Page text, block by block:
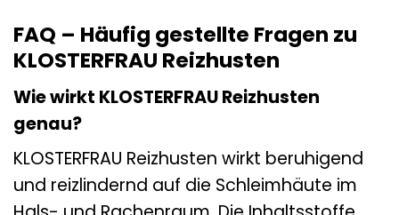
FAQ – Häufig gestellte Fragen zu
KLOSTERFRAU Reizhusten
Wie wirkt KLOSTERFRAU Reizhusten
genau?
KLOSTERFRAU Reizhusten wirkt beruhigend
und reizlindernd auf die Schleimhäute im